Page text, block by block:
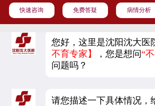
快速咨询 免费答疑 病情分析
您好，这里是沈阳沈大医
不育专家】
，您是想问“
问题吗？
请您描述一下具体情况，